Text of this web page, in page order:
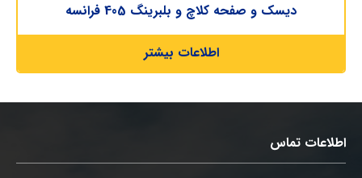
دیسک و صفحه کلاچ و بلبرینگ 405 فرانسه
اطلاعات بیشتر
اطلاعات تماس